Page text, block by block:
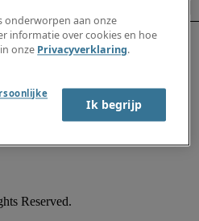
onderworpen aan onze
informatie over cookies en hoe
onze Privacyverklaring.
Ik begrijp